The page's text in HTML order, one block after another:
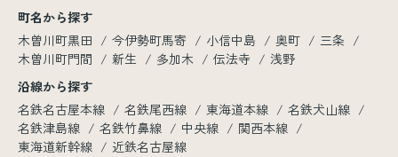
町名から探す
木曽川町黒田
今伊勢町馬寄 小信中島 奥町
三条
木曽川町門間
新生 多加木 伝法寺
浅野
沿線から探す
名鉄名古屋本線
名鉄尾西線 東海道本線
名鉄犬山線
名鉄津島線
名鉄竹鼻線 中央線
関西本線
東海道新幹線
近鉄名古屋線